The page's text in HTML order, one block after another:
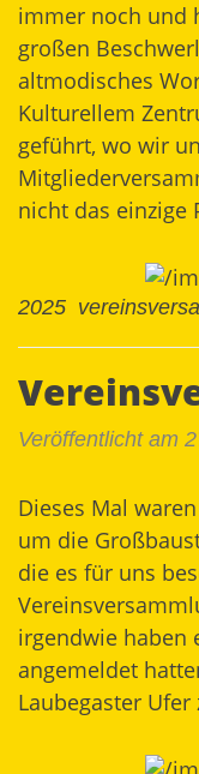
immer noch und
großen
altmodisches
Kulturellem
geführt, wo wir
nicht das einzige
2025
Veröffentlicht am
Dieses Mal
um die
die es für uns
irgendwie haben
angemeldet
Laubegaster